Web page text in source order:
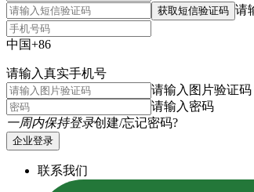
获取短信验证码 请
中国+86
请输入真实手机号
请输入图片验证码
请输入密码
一周内保持登录创建/忘记密码?
企业登录
联系我们